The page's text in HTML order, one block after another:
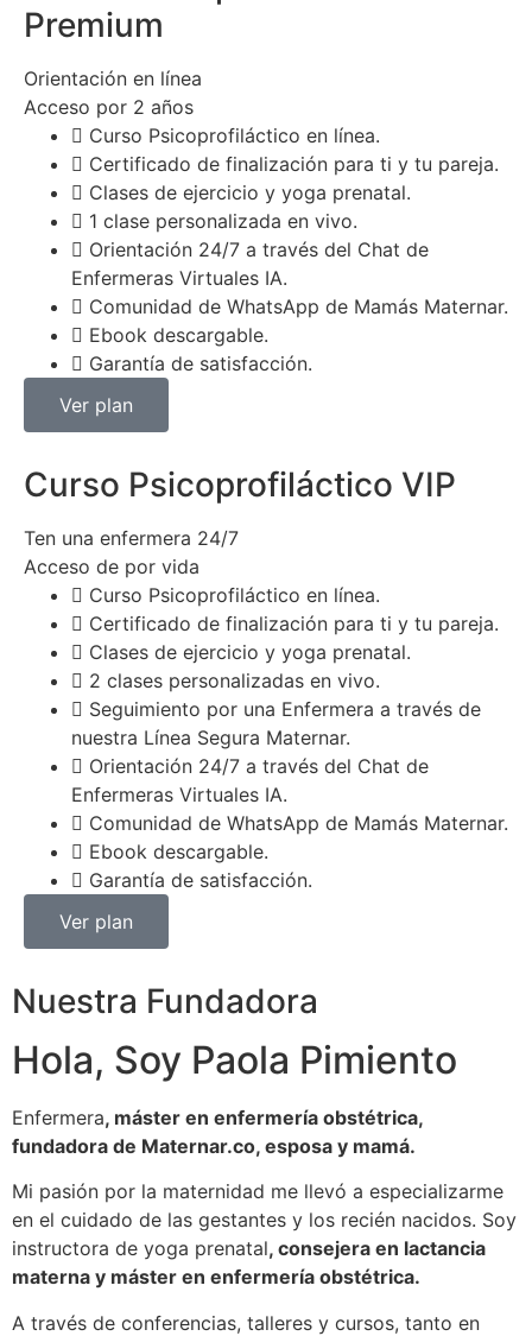
Premium
Orientación en línea
Acceso por 2 años
Curso Psicoprofiláctico en línea.
Certificado de finalización para ti y tu pareja.
Clases de ejercicio y yoga prenatal.
1 clase personalizada en vivo.
Orientación 24/7 a través del Chat de
Enfermeras Virtuales IA.
Comunidad de WhatsApp de Mamás Maternar.
Ebook descargable.
Garantía de satisfacción.
Ver plan
Curso Psicoprofiláctico VIP
Ten una enfermera 24/7
Acceso de por vida
Curso Psicoprofiláctico en línea.
Certificado de finalización para ti y tu pareja.
Clases de ejercicio y yoga prenatal.
2 clases personalizadas en vivo.
Seguimiento por una Enfermera a través de
nuestra Línea Segura Maternar.
Orientación 24/7 a través del Chat de
Enfermeras Virtuales IA.
Comunidad de WhatsApp de Mamás Maternar.
Ebook descargable.
Garantía de satisfacción.
Ver plan
Nuestra Fundadora
Hola, Soy Paola Pimiento
Enfermera, máster en enfermería obstétrica,
fundadora de Maternar.co, esposa y mamá.
Mi pasión por la maternidad me llevó a especializarme
en el cuidado de las gestantes y los recién nacidos. Soy
instructora de yoga prenatal, consejera en lactancia
materna y máster en enfermería obstétrica.
A través de conferencias, talleres y cursos, tanto en